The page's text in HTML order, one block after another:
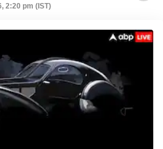
2:20 pm (IST)